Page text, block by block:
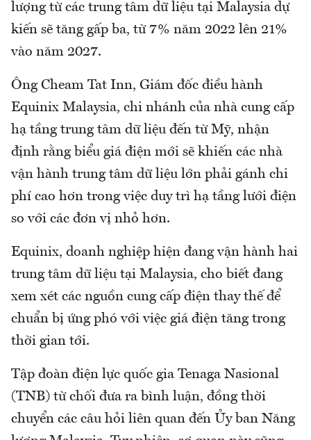
lượng từ các trung tâm dữ liệu tại Malaysia dự
kiến sẽ tăng gấp ba, từ 7% năm 2022 lên 21%
vào năm 2027.
Ông Cheam Tat Inn, Giám đốc điều hành
Equinix Malaysia, chi nhánh của nhà cung cấp
hạ tầng trung tâm dữ liệu đến từ Mỹ, nhận
định rằng biểu giá điện mới sẽ khiến các nhà
vận hành trung tâm dữ liệu lớn phải gánh chi
phí cao hơn trong việc duy trì hạ tầng lưới điện
so với các đơn vị nhỏ hơn.
Equinix, doanh nghiệp hiện đang vận hành hai
trung tâm dữ liệu tại Malaysia, cho biết đang
xem xét các nguồn cung cấp điện thay thế để
chuẩn bị ứng phó với việc giá điện tăng trong
thời gian tới.
Tập đoàn điện lực quốc gia Tenaga Nasional
(TNB) từ chối đưa ra bình luận, đồng thời
chuyển các câu hỏi liên quan đến Ủy ban Năng